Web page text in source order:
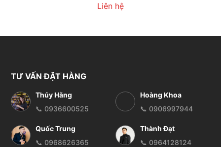
Liên hệ
TƯ VẤN ĐẶT HÀNG
Thúy Hằng
📞 0936600525
Hoàng Khoa
📞 0906997944
Quốc Trung
📞 0968626365
Thành Đạt
📞 0964128124